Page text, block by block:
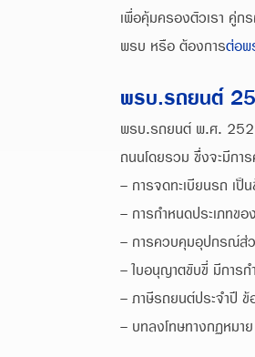
เพื่อคุ้มครองตัวเรา คู่ก
พรบ หรือ ต้องการต่อพ
พรบ.รถยนต์
พรบ.รถยนต์ พ.ศ.
ถนนโดยรวม ซึ่งจะมีกา
- การจดทะเบียนรถ เป็
- การกำหนดประเภทข
- การควบคุมอุปกรณ์ส่
- ใบอนุญาตขับขี่ มีการก
- ภาษีรถยนต์ประจำปี ข้
- บทลงโทษทางกฏหมา